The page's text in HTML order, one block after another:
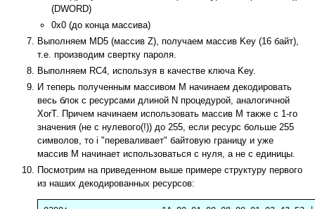
(DWORD)
0x0 (до конца массива)
Выполняем MD5 (массив Z), получаем массив Key (16 байт),
т.е. производим свертку пароля.
Выполняем RC4, используя в качестве ключа Key.
И теперь полученным массивом M начинаем декодировать
весь блок с ресурсами длиной N процедурой, аналогичной
XorT. Причем начинаем использовать массив M также с 1-го
значения (не с нулевого(!)) до 255, если ресурс больше 255
символов, то i "переваливает" байтовую границу и уже
массив M начинает использоваться с нуля, а не с единицы.
Посмотрим на приведенном выше примере структуру первого
из наших декодированных ресурсов: